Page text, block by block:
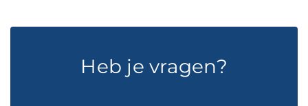
Heb je vragen?